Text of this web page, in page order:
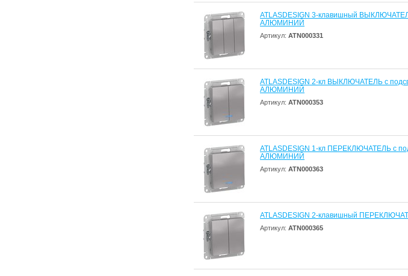
ATLASDESIGN 3-клавишный
АЛЮМИНИЙ
Артикул: ATN000331
ATLASDESIGN 2-кл ВЫКЛЮЧАТЕЛЬ с
АЛЮМИНИЙ
Артикул: ATN000353
ATLASDESIGN 1-кл ПЕРЕКЛЮЧАТЕЛЬ с
АЛЮМИНИЙ
Артикул: ATN000363
ATLASDESIGN 2-клавишный
Артикул: ATN000365